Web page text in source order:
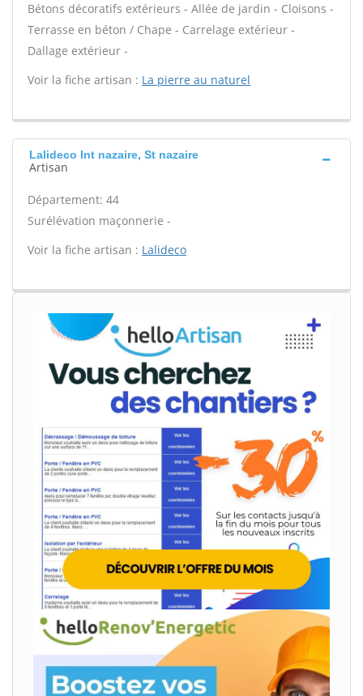
Bétons décoratifs extérieurs - Allée de jardin - Cloisons -
Terrasse en béton / Chape - Carrelage extérieur -
Dallage extérieur -
Voir la fiche artisan : La pierre au naturel
Lalideco Int nazaire, St nazaire
Artisan
Département: 44
Surélévation maçonnerie -
Voir la fiche artisan : Lalideco